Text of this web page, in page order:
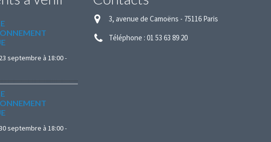
septembre à 18:00-
septembre à 18:00-
3, avenue de Camoëns - 75116 Paris
Téléphone : 01 53 63 89 20